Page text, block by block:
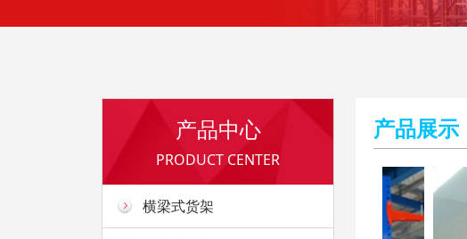
产品中心
PRODUCT CENTER
横梁式货架
产品展示